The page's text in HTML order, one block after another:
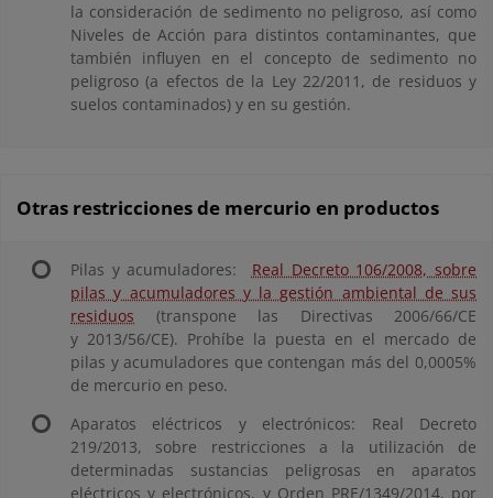
la consideración de sedimento no peligroso, así como
Niveles de Acción para distintos contaminantes, que
también influyen en el concepto de sedimento no
peligroso (a efectos de la Ley 22/2011, de residuos y
suelos contaminados) y en su gestión.
Otras restricciones de mercurio en productos
Pilas y acumuladores: Real Decreto 106/2008, sobre
pilas y acumuladores y la gestión ambiental de sus
residuos (transpone las Directivas 2006/66/CE
y 2013/56/CE). Prohíbe la puesta en el mercado de
pilas y acumuladores que contengan más del 0,0005%
de mercurio en peso.
Aparatos eléctricos y electrónicos: Real Decreto
219/2013, sobre restricciones a la utilización de
determinadas sustancias peligrosas en aparatos
eléctricos y electrónicos, y Orden PRE/1349/2014, por